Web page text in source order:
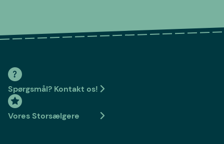
Spørgsmål? Kontakt os!
Vores Storsælgere